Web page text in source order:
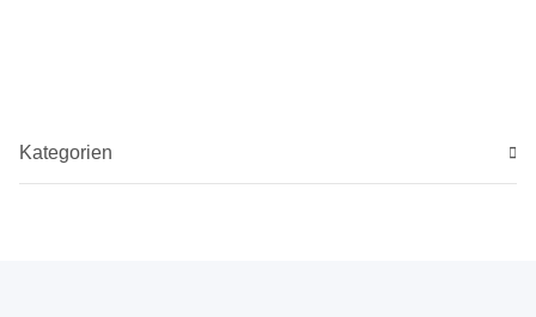
Kategorien